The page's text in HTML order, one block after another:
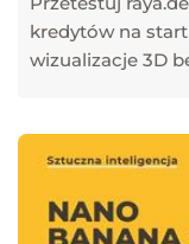
kredytów na
wizualizacje 3D